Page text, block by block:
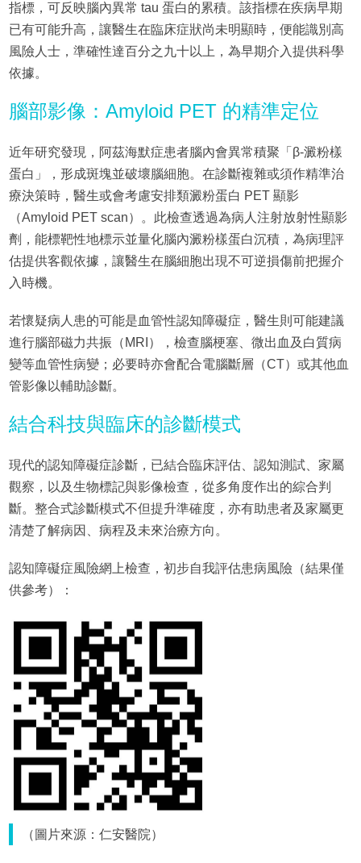
指標，可反映腦內異常 tau 蛋白的累積。該指標在疾病早期
已有可能升高，讓醫生在臨床症狀尚未明顯時，便能識別高
風險人士，準確性達百分之九十以上，為早期介入提供科學
依據。
腦部影像：Amyloid PET 的精準定位
近年研究發現，阿茲海默症患者腦內會異常積聚「β-澱粉樣
蛋白」，形成斑塊並破壞腦細胞。在診斷複雜或須作精準治
療決策時，醫生或會考慮安排類澱粉蛋白 PET 顯影
（Amyloid PET scan）。此檢查透過為病人注射放射性顯影
劑，能標靶性地標示並量化腦內澱粉樣蛋白沉積，為病理評
估提供客觀依據，讓醫生在腦細胞出現不可逆損傷前把握介
入時機。
若懷疑病人患的可能是血管性認知障礙症，醫生則可能建議
進行腦部磁力共振（MRI），檢查腦梗塞、微出血及白質病
變等血管性病變；必要時亦會配合電腦斷層（CT）或其他血
管影像以輔助診斷。
結合科技與臨床的診斷模式
現代的認知障礙症診斷，已結合臨床評估、認知測試、家屬
觀察，以及生物標記與影像檢查，從多角度作出的綜合判
斷。整合式診斷模式不但提升準確度，亦有助患者及家屬更
清楚了解病因、病程及未來治療方向。
認知障礙症風險網上檢查，初步自我評估患病風險（結果僅
供參考）：
（圖片來源：仁安醫院）